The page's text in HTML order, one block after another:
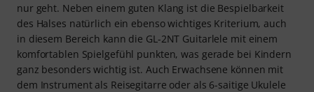
nur geht. Neben einem guten Klang ist die Bespielbarkeit
des Halses natürlich ein ebenso wichtiges Kriterium, auch
in diesem Bereich kann die GL-2NT Guitarlele mit einem
komfortablen Spielgefühl punkten, was gerade bei Kindern
ganz besonders wichtig ist. Auch Erwachsene können mit
dem Instrument als Reisegitarre oder als 6-saitige Ukulele